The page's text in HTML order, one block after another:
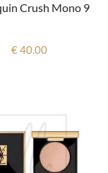
Crush Mono 9
€ 40.00